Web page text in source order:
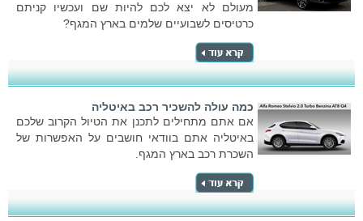
מעולם לא יצא לכם להיות שם ועכשיו קניתם
כרטיסים לשבועיים שלמים בארץ המגף?
כמה עולה להשכיר רכב באיטליה
אם אתם מתחילים לתכנן את הטיול הקרוב שלכם
באיטליה אתם בוודאי חושבים על האפשרות של
השכרת רכב בארץ המגף.